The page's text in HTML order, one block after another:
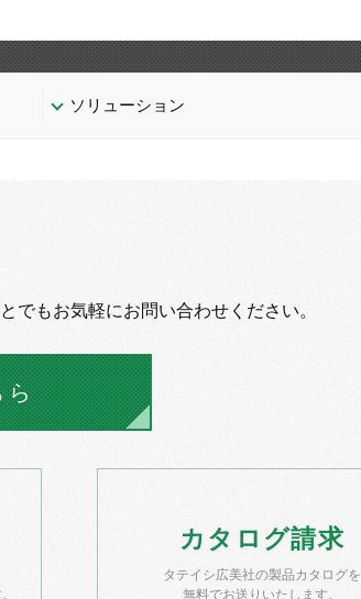
ソリューション
でもお気軽にお問い合わせください。
ら
カタログ請求
タテイシ広美社の製品カタログを
無料でお送りいたします。